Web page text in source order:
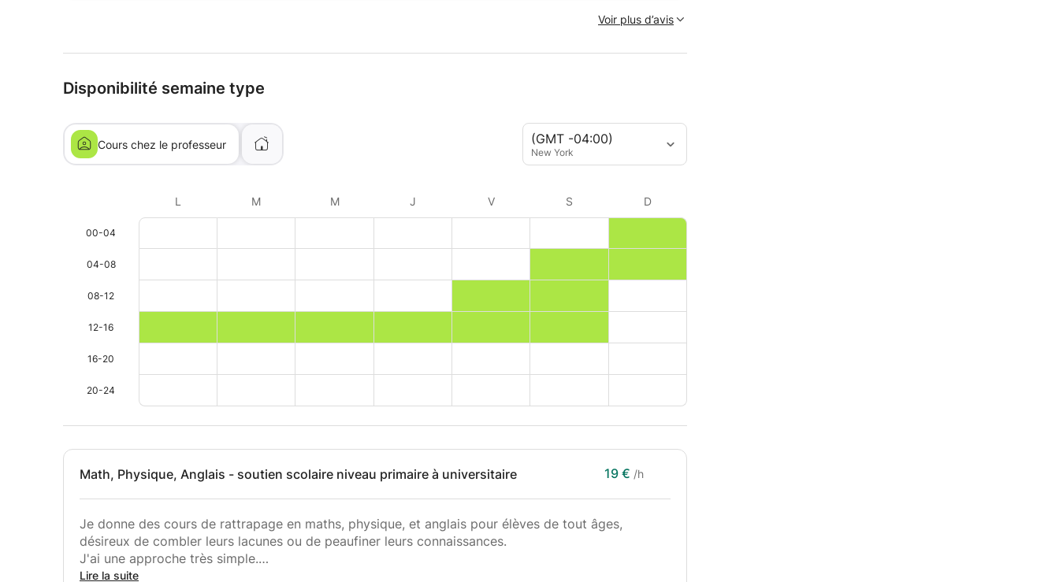
Voir plus d’avis
Disponibilité semaine type
(GMT -04:00)
New York
Cours chez le professeur
L M M J V S D
00-04
04-08
08-12
12-16
16-20
20-24
Math, Physique, Anglais - soutien scolaire niveau primaire à universitaire 19 € /h
Je donne des cours de rattrapage en maths, physique, et anglais pour élèves de tout âges,
désireux de combler leurs lacunes ou de peaufiner leurs connaissances.
J'ai une approche très simple.
1. J'analyse la matière de l'étudiant et dénote les sections que je trouve essentielles de
Lire la suite